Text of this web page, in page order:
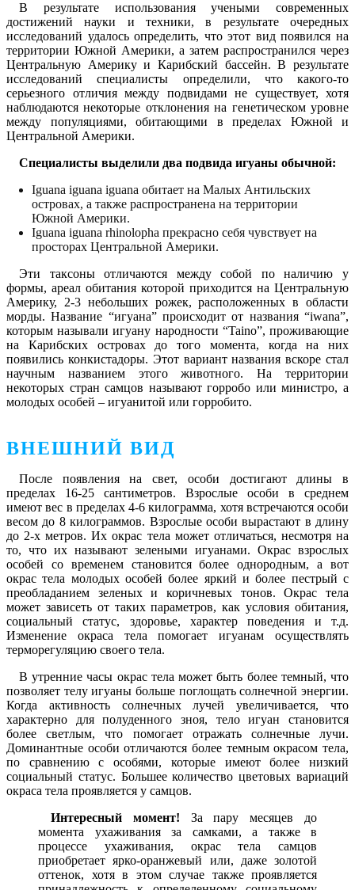
В результате использования учеными современных
достижений науки и техники, в результате очередных
исследований удалось определить, что этот вид появился на
территории Южной Америки, а затем распространился через
Центральную Америку и Карибский бассейн. В результате
исследований специалисты определили, что какого-то
серьезного отличия между подвидами не существует, хотя
наблюдаются некоторые отклонения на генетическом уровне
между популяциями, обитающими в пределах Южной и
Центральной Америки.
Специалисты выделили два подвида игуаны обычной:
Iguana iguana iguana обитает на Малых Антильских
островах, а также распространена на территории
Южной Америки.
Iguana iguana rhinolopha прекрасно себя чувствует на
просторах Центральной Америки.
Эти таксоны отличаются между собой по наличию у
формы, ареал обитания которой приходится на Центральную
Америку, 2-3 небольших рожек, расположенных в области
морды. Название “игуана” происходит от названия “iwana”,
которым называли игуану народности “Taino”, проживающие
на Карибских островах до того момента, когда на них
появились конкистадоры. Этот вариант названия вскоре стал
научным названием этого животного. На территории
некоторых стран самцов называют горробо или министро, а
молодых особей – игуанитой или горробито.
ВНЕШНИЙ ВИД
После появления на свет, особи достигают длины в
пределах 16-25 сантиметров. Взрослые особи в среднем
имеют вес в пределах 4-6 килограмма, хотя встречаются особи
весом до 8 килограммов. Взрослые особи вырастают в длину
до 2-х метров. Их окрас тела может отличаться, несмотря на
то, что их называют зелеными игуанами. Окрас взрослых
особей со временем становится более однородным, а вот
окрас тела молодых особей более яркий и более пестрый с
преобладанием зеленых и коричневых тонов. Окрас тела
может зависеть от таких параметров, как условия обитания,
социальный статус, здоровье, характер поведения и т.д.
Изменение окраса тела помогает игуанам осуществлять
терморегуляцию своего тела.
В утренние часы окрас тела может быть более темный, что
позволяет телу игуаны больше поглощать солнечной энергии.
Когда активность солнечных лучей увеличивается, что
характерно для полуденного зноя, тело игуан становится
более светлым, что помогает отражать солнечные лучи.
Доминантные особи отличаются более темным окрасом тела,
по сравнению с особями, которые имеют более низкий
социальный статус. Большее количество цветовых вариаций
окраса тела проявляется у самцов.
Интересный момент! За пару месяцев до
момента ухаживания за самками, а также в
процессе ухаживания, окрас тела самцов
приобретает ярко-оранжевый или, даже золотой
оттенок, хотя в этом случае также проявляется